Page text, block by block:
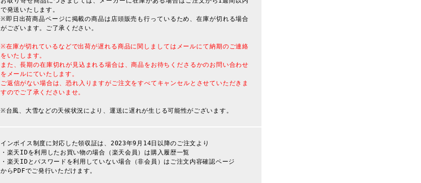
で発送いたします。
※即日出荷商品ページに掲載の商品は店頭販売も行っているため、在庫が切れる場合
がございます。ご了承ください。
※在庫が切れているなどで出荷が遅れる商品に関しましてはメールにて納期のご連絡
をいたします。
また、長期の在庫切れが見込まれる場合は、商品をお待ちくださるかのお問い合わせ
をメールにていたします。
ご返信がない場合は、恐れ入りますがご注文をすべてキャンセルとさせていただきま
すのでご了承くださいませ。
※台風、大雪などの天候状況により、運送に遅れが生じる可能性がございます。
インボイス制度に対応した領収証は、2023年9月14日以降のご注文より
・楽天IDを利用したお買い物の場合（楽天会員）は購入履歴一覧
・楽天IDとパスワードを利用していない場合（非会員）はご注文内容確認ページ
からPDFでご発行いただけます。